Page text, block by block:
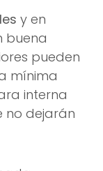
y en
buena
pueden
mínima
interna
no dejarán